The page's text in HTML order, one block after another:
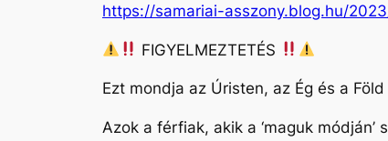
https://samariai-asszony.blog.hu/
FIGYELMEZTETÉS
Ezt mondja az Úristen, az Ég és a
Azok a férfiak, akik a ‘maguk